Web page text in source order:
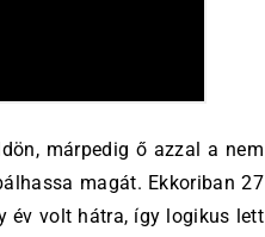
márpedig ő azzal a nem
magát. Ekkoriban 27
év volt hátra, így logikus lett